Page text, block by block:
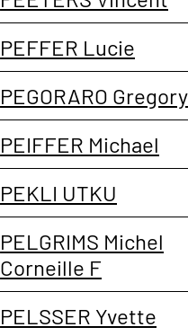
PEFFER Lucie
PEGORARO
PEIFFER Michael
PEKLI UTKU
PELGRIMS Michel
Corneille F
PELSSER Yvette